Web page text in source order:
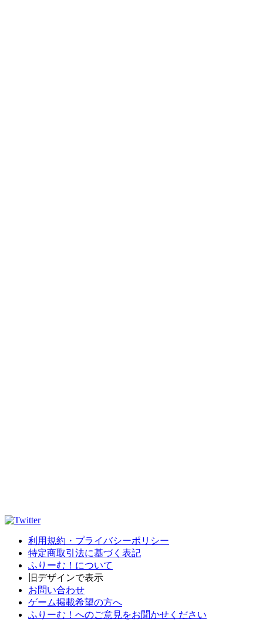
利用規約・プライバシーポリシー
特定商取引法に基づく表記
ふりーむ！について
旧デザインで表示
お問い合わせ
ゲーム掲載希望の方へ
ふりーむ！へのご意見をお聞かせください